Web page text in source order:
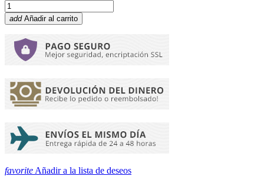
add Añadir al carrito
favorite Añadir a la lista de deseos